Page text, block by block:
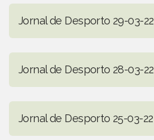
Jornal de Desporto 29-03-22
Jornal de Desporto 28-03-22
Jornal de Desporto 25-03-22